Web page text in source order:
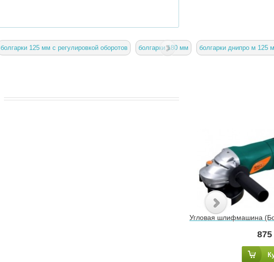
болгарки 125 мм с регулировкой оборотов болгарки 180 мм болгарки днипро м 125
Угловая шлифмашина
875